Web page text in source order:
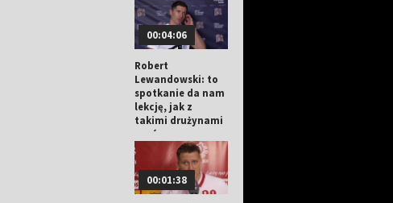
00:04:06
Robert
Lewandowski: to
spotkanie da nam
lekcję, jak z
takimi drużynami
grać
00:01:38